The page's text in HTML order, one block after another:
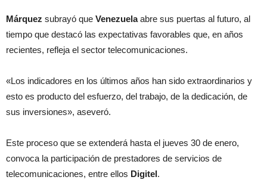
Márquez subrayó que Venezuelaabre sus puertas al futuro, al
tiempo que destacó las expectativas favorables que, en años
recientes, refleja el sector telecomunicaciones.
«Los indicadores en los últimos años han sido extraordinarios y
esto es producto del esfuerzo, del trabajo, de la dedicación, de
sus inversiones», aseveró.
Este proceso que se extenderá hasta el jueves 30 de enero,
convoca la participación de prestadores de servicios de
telecomunicaciones, entre ellos Digitel.